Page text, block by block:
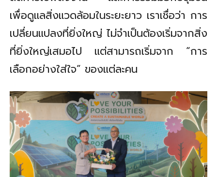
เพื่อดูแลสิ่งแวดล้อมในระยะยาว เราเชื่อว่า การ
เปลี่ยนแปลงที่ยิ่งใหญ่ ไม่จำเป็นต้องเริ่มจากสิ่ง
ที่ยิ่งใหญ่เสมอไป แต่สามารถเริ่มจาก “การ
เลือกอย่างใส่ใจ” ของแต่ละคน